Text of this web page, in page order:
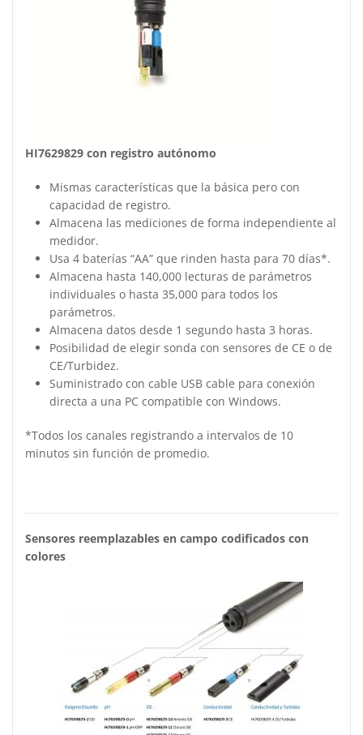
HI7629829 con registro autónomo
Mismas características que la básica pero con
capacidad de registro.
Almacena las mediciones de forma independiente al
medidor.
Usa 4 baterías “AA” que rinden hasta para 70 días*.
Almacena hasta 140,000 lecturas de parámetros
individuales o hasta 35,000 para todos los
parámetros.
Almacena datos desde 1 segundo hasta 3 horas.
Posibilidad de elegir sonda con sensores de CE o de
CE/Turbidez.
Suministrado con cable USB cable para conexión
directa a una PC compatible con Windows.
*Todos los canales registrando a intervalos de 10
minutos sin función de promedio.
Sensores reemplazables en campo codificados con
colores